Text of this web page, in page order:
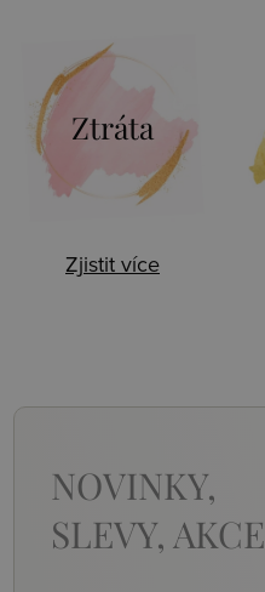
Ztráta
Zjistit více
NOVINKY,
SLEVY, AKCE